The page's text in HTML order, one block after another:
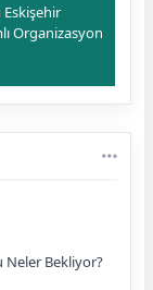
Organizasyon
Neler Bekliyor?